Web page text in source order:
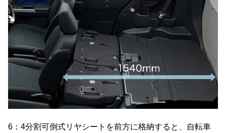
6：4分割可倒式リヤシートを前方に格納すると、自転車